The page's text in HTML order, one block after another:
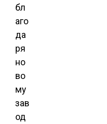
бл
аго
да
ря
но
во
му
зав
од